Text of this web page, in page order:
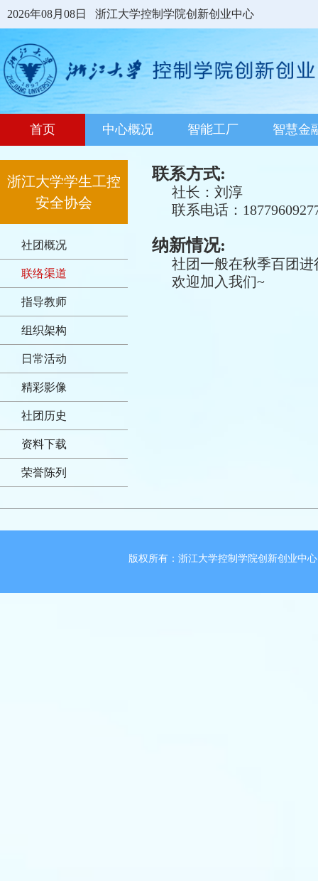
2026年08月08日 浙江大学控制学院创新创业中心
首页 中心概况 智能工厂 智慧金
浙江大学学生工控
安全协会
社团概况
联络渠道
指导教师
组织架构
日常活动
精彩影像
社团历史
资料下载
荣誉陈列
联系方式:
社长：刘淳
联系电话：
纳新情况:
社团一般在秋季百团
欢迎加入我们~
版权所有：浙江大学控制学院创新创